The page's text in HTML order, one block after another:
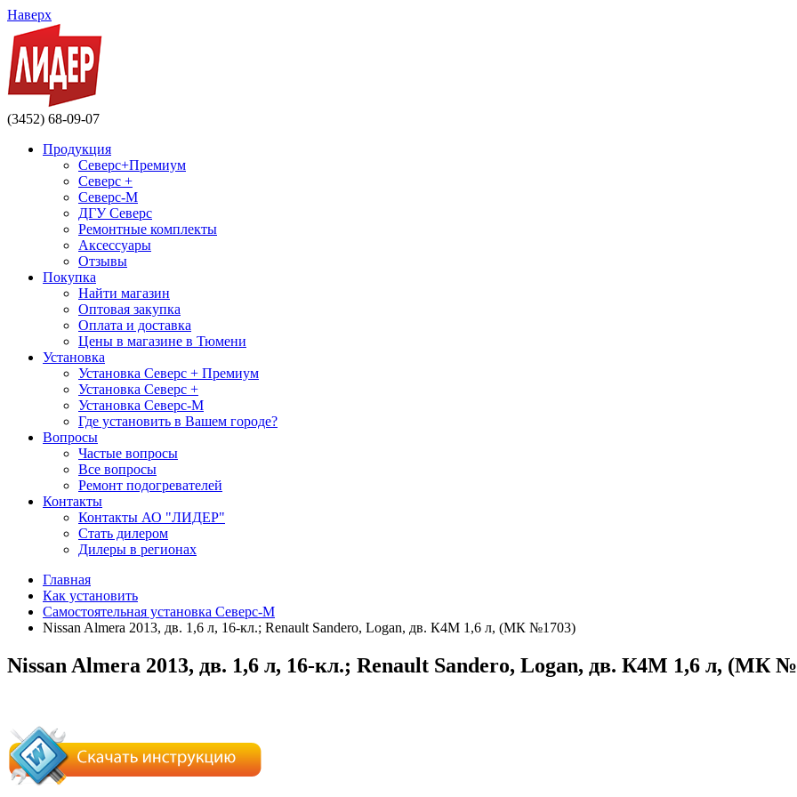
Наверх
(3452) 68-09-07
Продукция
Северс+Премиум
Северс +
Северс-М
ДГУ Северс
Ремонтные комплекты
Аксессуары
Отзывы
Покупка
Найти магазин
Оптовая закупка
Оплата и доставка
Цены в магазине в Тюмени
Установка
Установка Северс + Премиум
Установка Северс +
Установка Северс-М
Где установить в Вашем городе?
Вопросы
Частые вопросы
Все вопросы
Ремонт подогревателей
Контакты
Контакты АО "ЛИДЕР"
Стать дилером
Дилеры в регионах
Главная
Как установить
Самостоятельная установка Северс-М
Nissan Almera 2013, дв. 1,6 л, 16-кл.; Renault Sandero, Logan, дв. К4М 1,6 л, (МК №1703)
Nissan Almera 2013, дв. 1,6 л, 16-кл.; Renault Sandero, Logan, дв. К4М 1,6 л, (МК